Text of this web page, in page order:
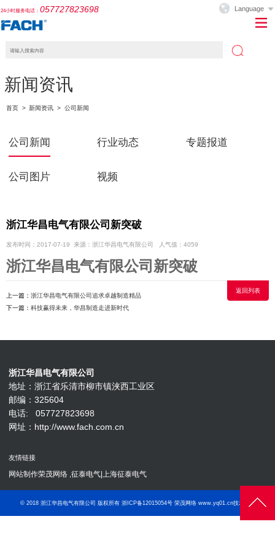
24小时服务电话：057727823698 Language
新闻资讯
首页 > 新闻资讯 > 公司新闻
公司新闻 行业动态 专题报道
公司图片 视频
浙江华昌电气有限公司新突破
发布时间：2017-07-19 来源：浙江华昌电气有限公司 人气值：4059
浙江华昌电气有限公司新突破
返回列表
上一篇： 浙江华昌电气有限公司追求卓越制造精品
下一篇： 科技赢得未来，华昌制造走进新时代
浙江华昌电气有限公司
地址：浙江省乐清市柳市镇浃西工业区
邮编：325604
电话: 057727823698
网址：http://www.fach.com.cn
友情链接
网站制作荣茂网络 征泰电气|上海征泰电气
© 2018 浙江华昌电气有限公司 版权所有 浙ICP备12015054号 荣茂网络 www.yq01.cn技术支持